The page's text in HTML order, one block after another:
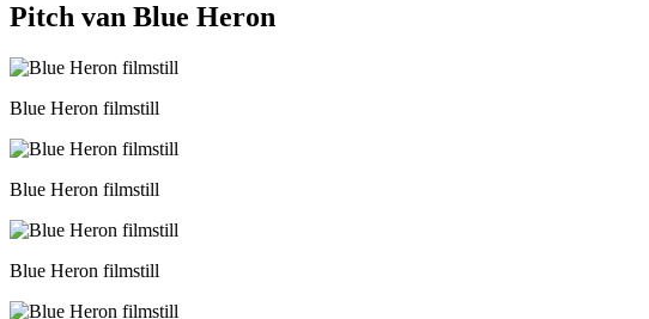
Pitch van Blue Heron
Blue Heron filmstill
Blue Heron filmstill
Blue Heron filmstill